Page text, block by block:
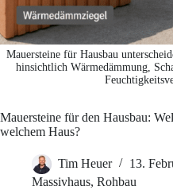
Mauersteine für Hausbau
hinsichtlich Wärmedämmung,
Mauersteine für den Hausbau:
welchem Haus?
Tim Heuer
13.
Massivhaus, Rohbau